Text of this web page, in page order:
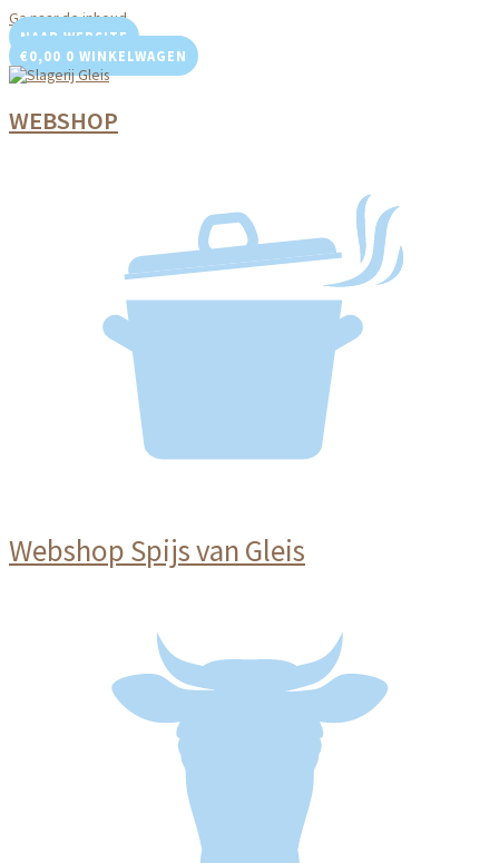
Ga naar de inhoud
NAAR WEBSITE
€0,00 0 WINKELWAGEN
WEBSHOP
Webshop Spijs van Gleis